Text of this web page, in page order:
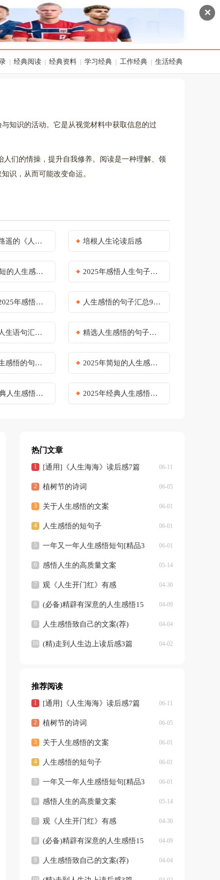
✕
经典阅读 经典资料 学习经典 工作经典 生活经典
知识的活动。它是从视觉材料中获取信息的过
们的情操，提升自我修养。阅读是一种理解、领
识，从而可能改变命运。
人生》读后感11篇 培根人生论读后感
感悟语句合集78条 2025年感悟人生句子集锦46条
悟人生句子汇总80句 人生感悟的句子汇总97条
句汇编56句 精选人生感悟的句子集锦79句
句子集锦85条 2025年简短的人生感悟语录43句
悟语句集合69句 2025年经典人生感悟短句汇编70句
热门文章
[通用]《人生海海》读后感7篇 06-11
植树节的诗词 06-05
关于人生感悟的文案 06-01
人生感悟的短句子 06-01
一年又一年人生感悟短句[精品3
篇]
06-01
感悟人生的高质量文案 05-14
观《人生开门红》有感 04-30
(必备)精辟有深意的人生感悟15
篇
04-09
人生感悟致自己的文案(荐) 04-04
(精)走到人生边上读后感3篇 04-02
推荐阅读
[通用]《人生海海》读后感7篇 06-11
植树节的诗词 06-05
关于人生感悟的文案 06-01
人生感悟的短句子 06-01
一年又一年人生感悟短句[精品3
篇]
06-01
感悟人生的高质量文案 05-14
观《人生开门红》有感 04-30
(必备)精辟有深意的人生感悟15
篇
04-09
人生感悟致自己的文案(荐) 04-04